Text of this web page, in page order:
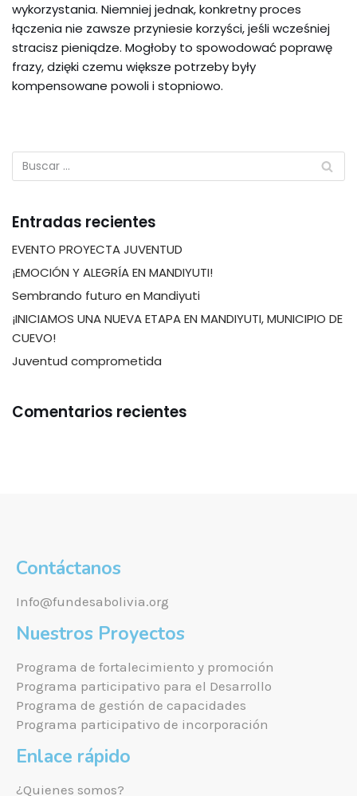
wykorzystania. Niemniej jednak, konkretny proces
łączenia nie zawsze przyniesie korzyści, jeśli wcześniej
stracisz pieniądze. Mogłoby to spowodować poprawę
frazy, dzięki czemu większe potrzeby były
kompensowane powoli i stopniowo.
Entradas recientes
EVENTO PROYECTA JUVENTUD
¡EMOCIÓN Y ALEGRÍA EN MANDIYUTI!
Sembrando futuro en Mandiyuti
¡INICIAMOS UNA NUEVA ETAPA EN MANDIYUTI, MUNICIPIO DE
CUEVO!
Juventud comprometida
Comentarios recientes
Contáctanos
Info@fundesabolivia.org
Nuestros Proyectos
Programa de fortalecimiento y promoción
Programa participativo para el Desarrollo
Programa de gestión de capacidades
Programa participativo de incorporación
Enlace rápido
¿Quienes somos?